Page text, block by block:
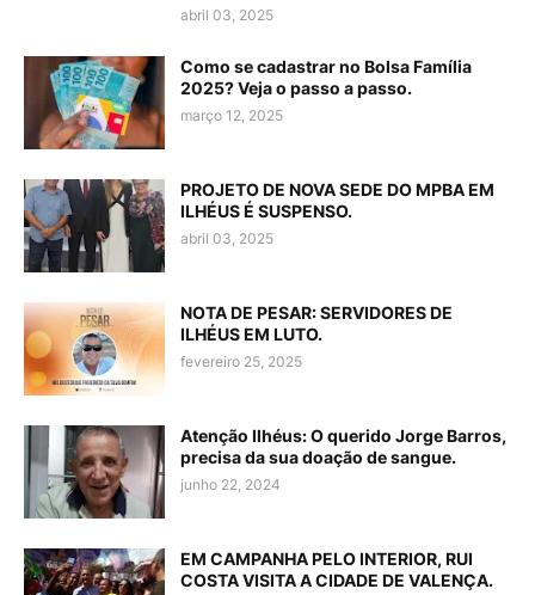
abril 03, 2025
Como se cadastrar no Bolsa Família
2025? Veja o passo a passo.
março 12, 2025
PROJETO DE NOVA SEDE DO MPBA EM
ILHÉUS É SUSPENSO.
abril 03, 2025
NOTA DE PESAR: SERVIDORES DE
ILHÉUS EM LUTO.
fevereiro 25, 2025
Atenção Ilhéus: O querido Jorge Barros,
precisa da sua doação de sangue.
junho 22, 2024
EM CAMPANHA PELO INTERIOR, RUI
COSTA VISITA A CIDADE DE VALENÇA.